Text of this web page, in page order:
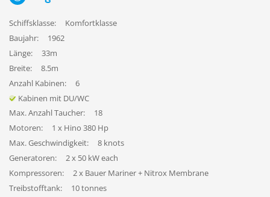
Schiffsklasse:
Komfortklasse
Baujahr:
1962
Länge:
33m
Breite:
8.5m
Anzahl Kabinen:
6
Kabinen mit DU/WC
Max. Anzahl Taucher:
18
Motoren:
1 x Hino 380 Hp
Max. Geschwindigkeit:
8 knots
Generatoren:
2 x 50 kW each
Kompressoren:
2 x Bauer Mariner + Nitrox Membrane
Treibstofftank:
10 tonnes